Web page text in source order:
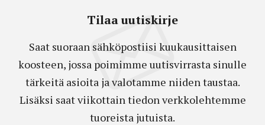
Tilaa uutiskirje
Saat suoraan sähköpostiisi kuukausittaisen
koosteen, jossa poimimme uutisvirrasta sinulle
tärkeitä asioita ja valotamme niiden taustaa.
Lisäksi saat viikottain tiedon verkkolehtemme
tuoreista jutuista.